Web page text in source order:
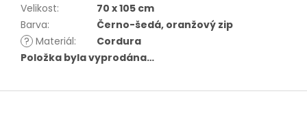
Velikost:
70 x 105 cm
Barva:
Černo-šedá, oranžový zip
? Materiál:
Cordura
Položka byla vyprodána…
Z